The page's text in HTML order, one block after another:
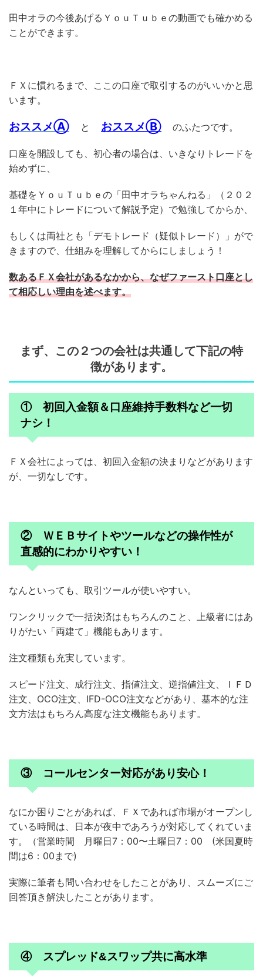
田中オラの今後あげるＹｏｕＴｕｂｅの動画でも確かめる
ことができます。
ＦＸに慣れるまで、ここの口座で取引するのがいいかと思
います。
おススメⒶ と おススメⒷ のふたつです。
口座を開設しても、初心者の場合は、いきなりトレードを
始めずに、
基礎をＹｏｕＴｕｂｅの「田中オラちゃんねる」（２０２
１年中にトレードについて解説予定）で勉強してからか、
もしくは両社とも「デモトレード（疑似トレード）」がで
きますので、仕組みを理解してからにしましょう！
数あるＦＸ会社があるなかから、なぜファースト口座とし
て相応しい理由を述べます。
まず、この２つの会社は共通して下記の特
徴があります。
① 初回入金額＆口座維持手数料など一切
ナシ！
ＦＸ会社によっては、初回入金額の決まりなどがあります
が、一切なしです。
② ＷＥＢサイトやツールなどの操作性が
直感的にわかりやすい！
なんといっても、取引ツールが使いやすい。
ワンクリックで一括決済はもちろんのこと、上級者にはあ
りがたい「両建て」機能もあります。
注文種類も充実しています。
スピード注文、成行注文、指値注文、逆指値注文、ＩＦＤ
注文、OCO注文、IFD-OCO注文などがあり、基本的な注
文方法はもちろん高度な注文機能もあります。
③ コールセンター対応があり安心！
なにか困りごとがあれば、ＦＸであれば市場がオープンし
ている時間は、日本が夜中であろうが対応してくれていま
す。（営業時間 月曜日7：00〜土曜日7：00 (米国夏時
間は6：00まで)
実際に筆者も問い合わせをしたことがあり、スムーズにご
回答頂き解決したことがあります。
④ スプレッド&スワップ共に高水準